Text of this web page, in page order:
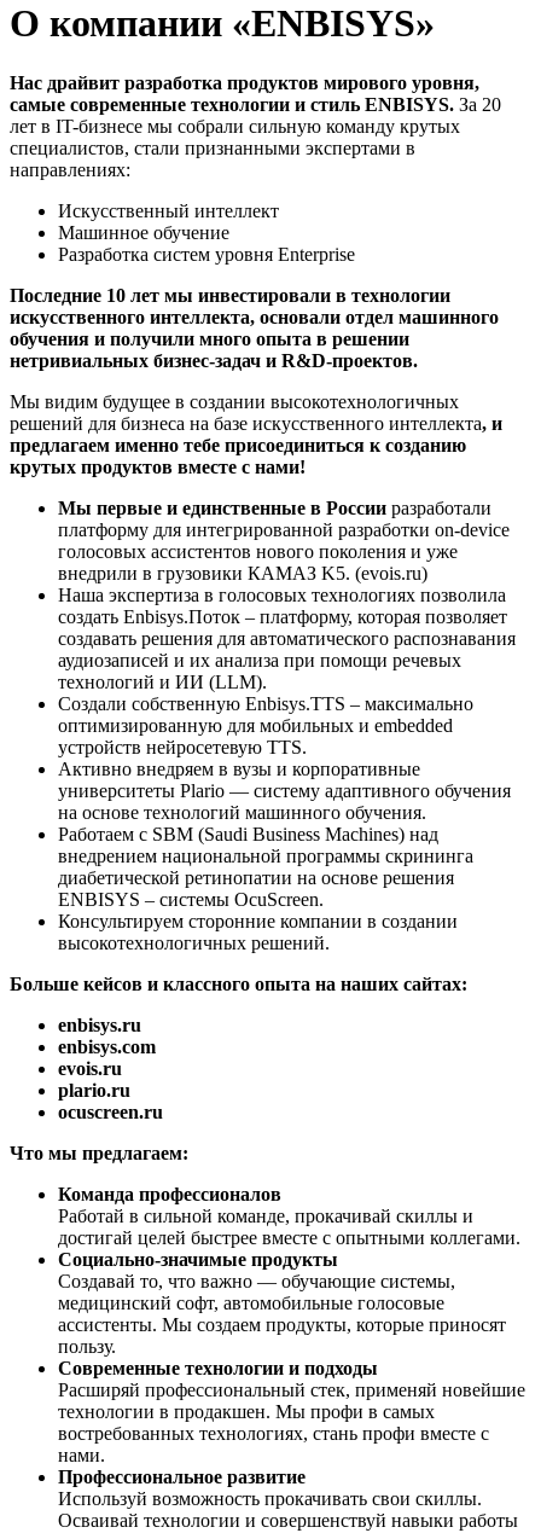
О компании «ENBISYS»
Нас драйвит разработка продуктов мирового уровня,
самые современные технологии и стиль ENBISYS. За 20
лет в IT-бизнесе мы собрали сильную команду крутых
специалистов, стали признанными экспертами в
направлениях:
Искусственный интеллект
Машинное обучение
Разработка систем уровня Enterprise
Последние 10 лет мы инвестировали в технологии
искусственного интеллекта, основали отдел машинного
обучения и получили много опыта в решении
нетривиальных бизнес-задач и R&D-проектов.
Мы видим будущее в создании высокотехнологичных
решений для бизнеса на базе искусственного интеллекта, и
предлагаем именно тебе присоединиться к созданию
крутых продуктов вместе с нами!
Мы первые и единственные в России разработали
платформу для интегрированной разработки on-device
голосовых ассистентов нового поколения и уже
внедрили в грузовики КАМАЗ K5. (evois.ru)
Наша экспертиза в голосовых технологиях позволила
создать Enbisys.Поток – платформу, которая позволяет
создавать решения для автоматического распознавания
аудиозаписей и их анализа при помощи речевых
технологий и ИИ (LLM).
Создали собственную Enbisys.TTS – максимально
оптимизированную для мобильных и embedded
устройств нейросетевую TTS.
Активно внедряем в вузы и корпоративные
университеты Plario — систему адаптивного обучения
на основе технологий машинного обучения.
Работаем с SBM (Saudi Business Machines) над
внедрением национальной программы скрининга
диабетической ретинопатии на основе решения
ENBISYS – системы OcuScreen.
Консультируем сторонние компании в создании
высокотехнологичных решений.
Больше кейсов и классного опыта на наших сайтах:
enbisys.ru
enbisys.com
evois.ru
plario.ru
ocuscreen.ru
Что мы предлагаем:
Команда профессионалов
Работай в сильной команде, прокачивай скиллы и
достигай целей быстрее вместе с опытными коллегами.
Социально-значимые продукты
Создавай то, что важно — обучающие системы,
медицинский софт, автомобильные голосовые
ассистенты. Мы создаем продукты, которые приносят
пользу.
Современные технологии и подходы
Расширяй профессиональный стек, применяй новейшие
технологии в продакшен. Мы профи в самых
востребованных технологиях, стань профи вместе с
нами.
Профессиональное развитие
Используй возможность прокачивать свои скиллы.
Осваивай технологии и совершенствуй навыки работы